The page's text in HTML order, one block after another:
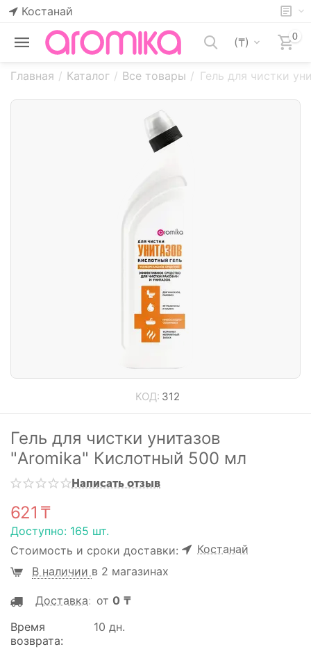
Костанай
(₸) 0
Главная / Каталог / Все товары / Гель для чистки
КОД: 312
Гель для чистки унитазов
"Aromika" Кислотный 500 мл
Написать отзыв
621 ₸
Доступно: 165 шт.
Стоимость и сроки доставки:
Костанай
В наличии в 2 магазинах
Доставка: от 0 ₸
Время
возврата:
10 дн.